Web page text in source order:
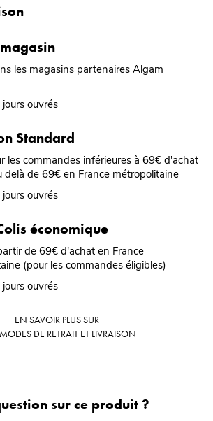
les magasins partenaires Algam
ouvrés
Standard
les commandes inférieures à 69€ d'achat
delà de 69€ en France métropolitaine
ouvrés
économique
de 69€ d'achat en France
(pour les commandes éligibles)
ouvrés
EN SAVOIR PLUS SUR
DE RETRAIT ET LIVRAISON
sur ce produit ?